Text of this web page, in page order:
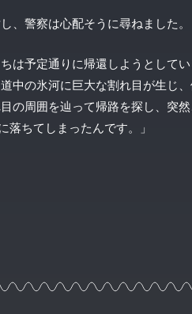
、警察は心配そうに尋ねました。
は予定通りに帰還しようとして
中の氷河に巨大な割れ目が生じ
の周囲を辿って帰路を探し、突
ちてしまったんです。」